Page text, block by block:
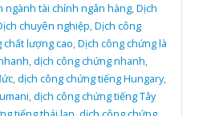
ngành tài chính ngân hàng,Dịch
chuyên nghiệp,Dịch công
lượng cao,Dịch công chứng là
,dịch công chứng nhanh,
,dịch công chứng tiếng Hungary,
,dịch công chứng tiếng Tây